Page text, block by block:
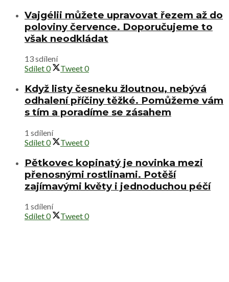
Vajgélii můžete upravovat řezem až do
poloviny července. Doporučujeme to
však neodkládat
13 sdílení
Sdílet0 Tweet0
Když listy česneku žloutnou, nebývá
odhalení příčiny těžké. Pomůžeme vám
s tím a poradíme se zásahem
1 sdílení
Sdílet0 Tweet0
Pětkovec kopinatý je novinka mezi
přenosnými rostlinami. Potěší
zajímavými květy i jednoduchou péčí
1 sdílení
Sdílet0 Tweet0